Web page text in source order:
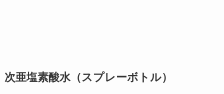
次亜塩素酸水（スプレーボトル）